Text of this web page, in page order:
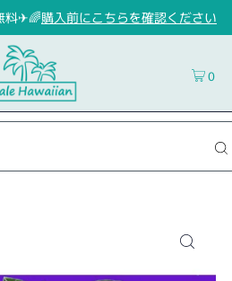
料✈🌈購入前にこちらを確認ください
0